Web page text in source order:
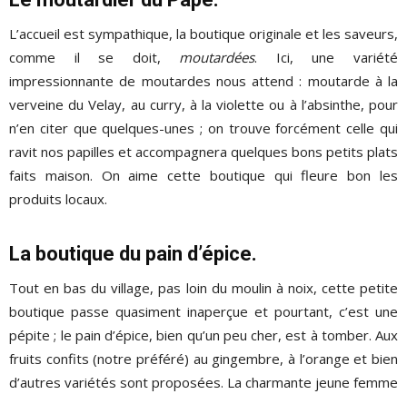
L’accueil est sympathique, la boutique originale et les saveurs,
comme il se doit, moutardées. Ici, une variété
impressionnante de moutardes nous attend : moutarde à la
verveine du Velay, au curry, à la violette ou à l’absinthe, pour
n’en citer que quelques-unes ; on trouve forcément celle qui
ravit nos papilles et accompagnera quelques bons petits plats
faits maison. On aime cette boutique qui fleure bon les
produits locaux.
La boutique du pain d’épice.
Tout en bas du village, pas loin du moulin à noix, cette petite
boutique passe quasiment inaperçue et pourtant, c’est une
pépite ; le pain d’épice, bien qu’un peu cher, est à tomber. Aux
fruits confits (notre préféré) au gingembre, à l’orange et bien
d’autres variétés sont proposées. La charmante jeune femme